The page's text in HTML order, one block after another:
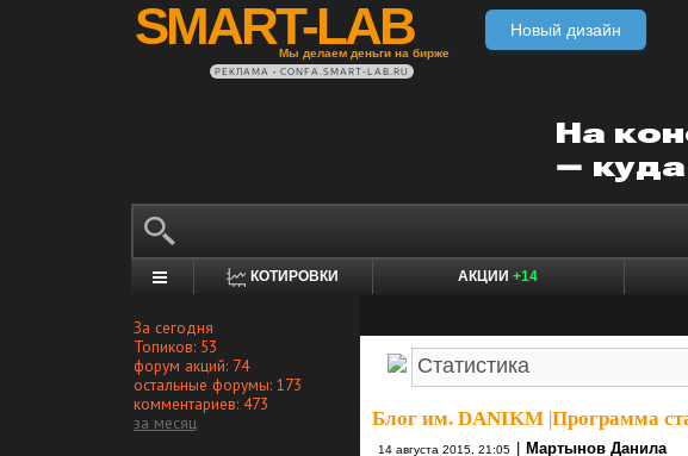
SMART-LAB
Мы делаем деньги на бирже
Новый дизайн
РЕКЛАМА • CONFA.SMART-LAB.RU
КОТИРОВКИ АКЦИИ +14
За сегодня
Топиков: 53
форум акций: 74
остальные форумы: 173
комментариев: 473
за месяц
Блог им. DANIKM Программа
14 августа 2015, 21:05 Мартынов Данила